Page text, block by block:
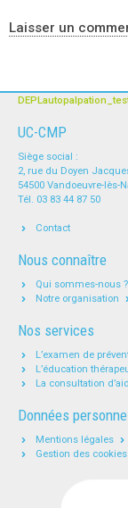
Laisser un
UC-CMP
Siège social :
2, rue du Doyen
54500 Vandoeuvre-lès-
Tél. 03 83 44 87 50
Contact
Nous connaître
Qui sommes-nous ?
Notre organisation
Nos services
L’examen de
L’éducation
La consultation
Données
Mentions légales
Gestion des cookies